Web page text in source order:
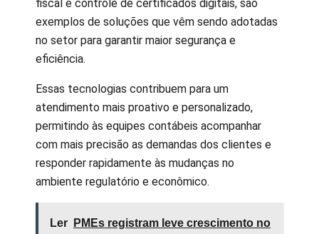
fiscal e controle de certificados digitais, são
exemplos de soluções que vêm sendo adotadas
no setor para garantir maior segurança e
eficiência.
Essas tecnologias contribuem para um
atendimento mais proativo e personalizado,
permitindo às equipes contábeis acompanhar
com mais precisão as demandas dos clientes e
responder rapidamente às mudanças no
ambiente regulatório e econômico.
Ler
PMEs registram leve crescimento no